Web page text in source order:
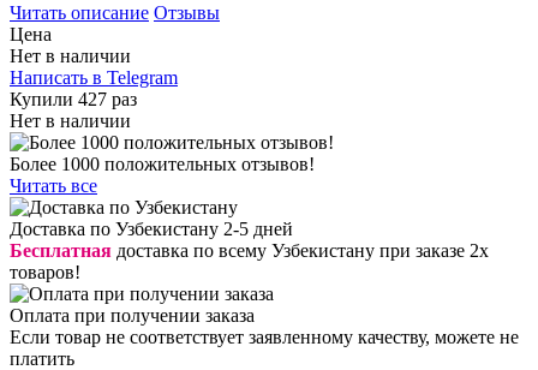
Читать описание Отзывы
Цена
Нет в наличии
Написать в Telegram
Купили 427 раз
Нет в наличии
Более 1000 положительных отзывов!
Читать все
Доставка по Узбекистану 2-5 дней
Бесплатная доставка по всему Узбекистану при заказе 2х
товаров!
Оплата при получении заказа
Если товар не соответствует заявленному качеству, можете не
платить